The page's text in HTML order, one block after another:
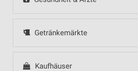
Getränkemärkte
Kaufhäuser